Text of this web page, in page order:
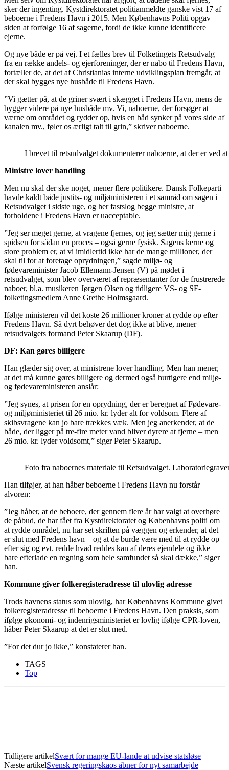
sker der ingenting. Kystdirektoratet politianmeldte ganske vist 17 af
beboerne i Fredens Havn i 2015. Men Københavns Politi opgav
siden at forfølge 16 af sagerne, fordi de ikke kunne identificere
ejerne.
Og nye både er på vej. I et fælles brev til Folketingets Retsudvalg
fra en række andels- og ejerforeninger, der er nabo til Fredens Havn,
fortæller de, at det af Christianias interne udviklingsplan fremgår, at
der skal bygges nye husbåde til Fredens Havn.
”Vi gætter på, at de griner svært i skægget i Fredens Havn, mens de
bygger videre på nye husbåde mv. Vi, naboerne, der forsøger at
værne om området og rydder op, hvis en båd synker på vores side af
kanalen mv., føler os ærligt talt til grin,” skriver naboerne.
I brevet til retsudvalget dokumenterer naboerne, at der er ved
Ministre lover handling
Men nu skal der ske noget, mener flere politikere. Dansk Folkeparti
havde kaldt både justits- og miljøministeren i et samråd om sagen i
Retsudvalget i sidste uge, og her fastslog begge ministre, at
forholdene i Fredens Havn er uacceptable.
”Jeg ser meget gerne, at vragene fjernes, og jeg sætter mig gerne i
spidsen for sådan en proces – også gerne fysisk. Sagens kerne og
store problem er, at vi imidlertid ikke har de mange millioner, der
skal til for at foretage oprydningen,” sagde miljø- og
fødevareminister Jacob Ellemann-Jensen (V) på mødet i
retsudvalget, som blev overværet af repræsentanter for de frustrerede
naboer, bl.a. musikeren Jørgen Olsen og tidligere VS- og SF-
folketingsmedlem Anne Grethe Holmsgaard.
Ifølge ministeren vil det koste 26 millioner kroner at rydde op efter
Fredens Havn. Så dyrt behøver det dog ikke at blive, mener
retsudvalgets formand Peter Skaarup (DF).
DF: Kan gøres billigere
Han glæder sig over, at ministrene lover handling. Men han mener,
at det må kunne gøres billigere og dermed også hurtigere end miljø-
og fødevareministeren anslår:
”Jeg synes, at prisen for en oprydning, der er beregnet af Fødevare-
og miljøministeriet til 26 mio. kr. lyder alt for voldsom. Flere af
skibsvragene kan jo bare trækkes væk. Men jeg anerkender, at de
både, der ligger på tre-fire meter vand bliver dyrere at fjerne – men
26 mio. kr. lyder voldsomt,” siger Peter Skaarup.
Foto fra naboernes materiale til Retsudvalget.
Han tilføjer, at han håber beboerne i Fredens Havn nu forstår
alvoren:
”Jeg håber, at de beboere, der gennem flere år har valgt at overhøre
de påbud, de har fået fra Kystdirektoratet og Københavns politi om
at rydde området, nu har set skriften på væggen og erkender, at det
er slut med Fredens havn – og at de burde være med til at rydde op
efter sig og evt. redde hvad reddes kan af deres ejendele og ikke
bare efterlade en regning som hele samfundet så skal dække,” siger
han.
Kommune giver folkeregisteradresse til ulovlig adresse
Trods havnens status som ulovlig, har Københavns Kommune givet
folkeregisteradresse til beboerne i Fredens Havn. Den praksis, som
ifølge økonomi- og indenrigsministeriet er lovlig ifølge CPR-loven,
håber Peter Skaarup at det er slut med.
”For det dur jo ikke,” konstaterer han.
TAGS
Top
Tidligere artikelSvært for mange EU-lande at udvise statsløse
Næste artikelSvensk regeringskaos åbner for nyt samarbejde